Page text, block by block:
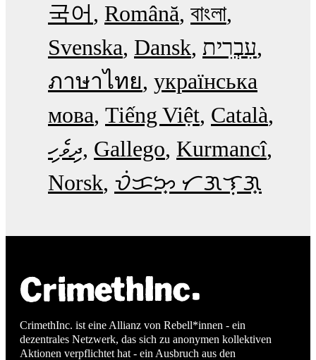
국어
Română বাংলা
Svenska Dansk עִבְרִית
ภาษาไทย українська
мова Tiếng Việt Català
ދިވެހި Gallego Kurmancî
Norsk ᜏᜒᜃᜅ᜔ ᜆᜄᜎᜓᜄ᜔
CrimethInc. ist eine Allianz von Rebell*innen - ein
dezentrales Netzwerk, das sich zu anonymen kollektiven
Aktionen verpflichtet hat - ein Ausbruch aus den